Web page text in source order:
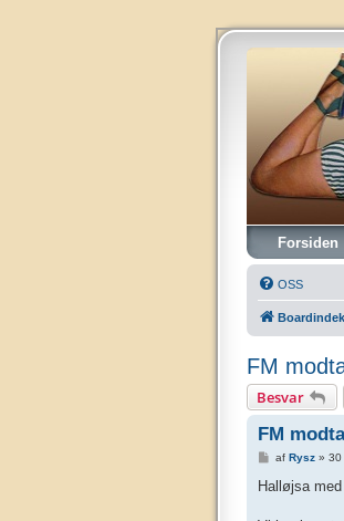
Forsiden
OSS
FM
Besvar
FM
d
af Rysz» 30
Halløjsa